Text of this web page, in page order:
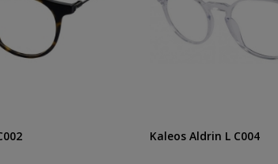
Kaleos Aldrin L C004